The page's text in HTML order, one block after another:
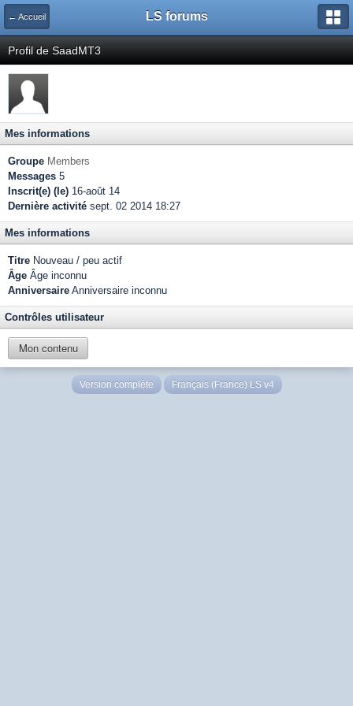
← Accueil LS forums
Profil de SaadMT3
Mes informations
Groupe Members
Messages 5
Inscrit(e) (le) 16-août 14
Dernière activité sept. 02 2014 18:27
Mes informations
Titre Nouveau / peu actif
Âge Âge inconnu
Anniversaire Anniversaire inconnu
Contrôles utilisateur
Mon contenu
Version complète Français (France) LS v4